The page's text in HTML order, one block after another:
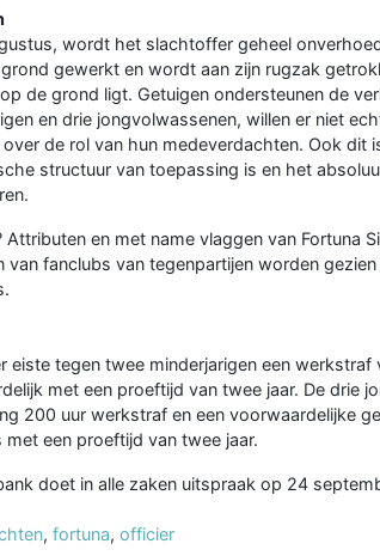
wordt het slachtoffer geheel
gewerkt en wordt aan zijn rugzak
de grond ligt. Getuigen ondersteunen de
en drie jongvolwassenen, willen er niet
over de rol van hun medeverdachten. Ook
structuur van toepassing is en het
Attributen en met name vlaggen van Fortuna
van fanclubs van tegenpartijen worden
eiste tegen twee minderjarigen een
met een proeftijd van twee jaar. De drie
200 uur werkstraf en een voorwaardelijke
met een proeftijd van twee jaar.
doet in alle zaken uitspraak op 24
, fortuna, officier